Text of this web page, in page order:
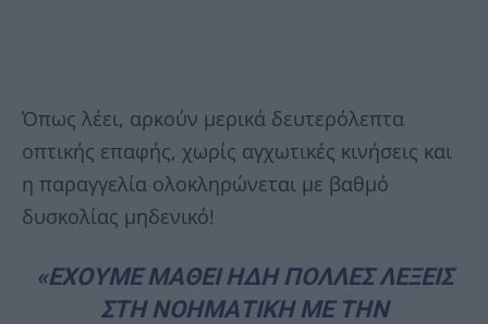
Όπως λέει, αρκούν μερικά δευτερόλεπτα
οπτικής επαφής, χωρίς αγχωτικές κινήσεις και
η παραγγελία ολοκληρώνεται με βαθμό
δυσκολίας μηδενικό!
«ΕΧΟΥΜΕ ΜΑΘΕΙ ΗΔΗ ΠΟΛΛΕΣ ΛΕΞΕΙΣ
ΣΤΗ ΝΟΗΜΑΤΙΚΗ ΜΕ ΤΗΝ